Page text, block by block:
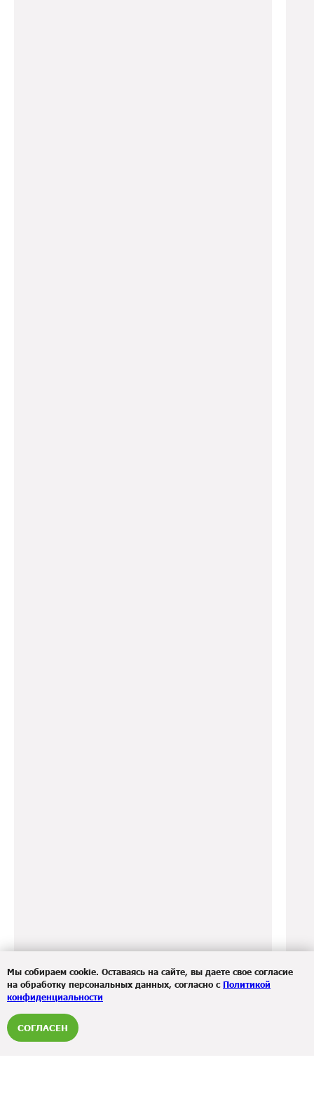
Мы собираем cookie. Оставаясь на сайте, вы даете свое согласие
на обработку персональных данных, согласно с Политикой
конфиденциальности
СОГЛАСЕН